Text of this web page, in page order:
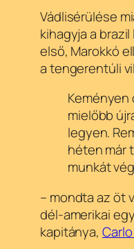
Vádlisérülése
kihagyja a
első, Marokkó
a tengerentúli
mielőbb
legyen.
héten már
munkát
– mondta az öt
dél-amerikai
kapitánya,